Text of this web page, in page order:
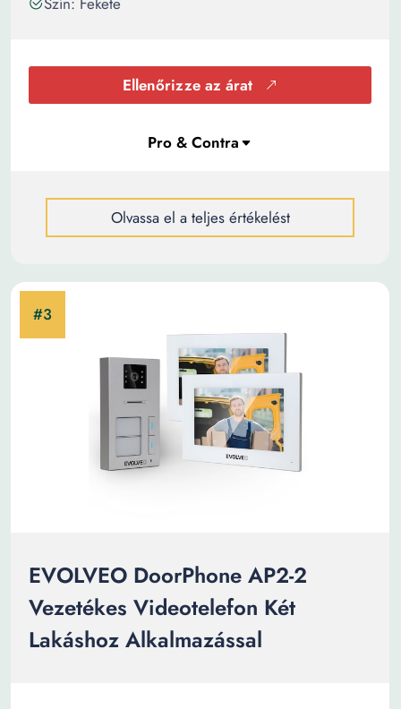
Ellenőrizze az árat
Olvassa el a teljes értékelést
EVOLVEO DoorPhone AP2-2
Vezetékes Videotelefon Két
Lakáshoz Alkalmazással